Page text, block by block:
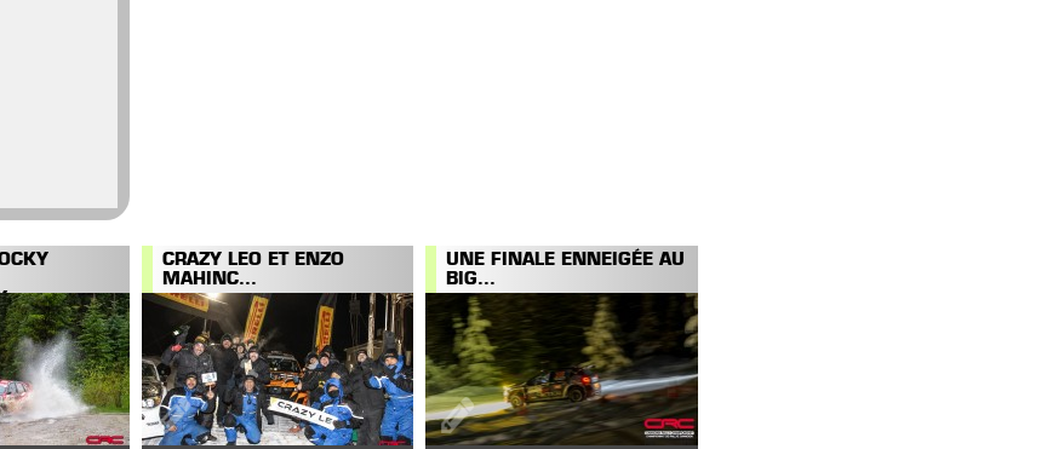
CRAZY LEO ET ENZO
MAHINC...
UNE FINALE ENNEIGÉE AU
BIG...